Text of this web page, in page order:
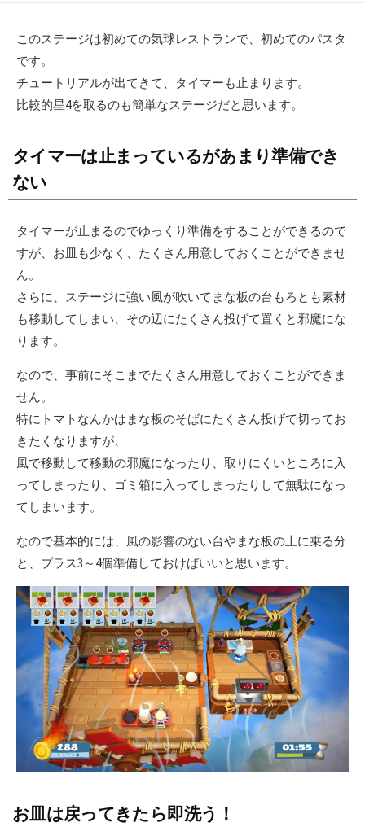
日
このステージは初めての気球レストランで、初めてのパスタ
です。
チュートリアルが出てきて、タイマーも止まります。
比較的星4を取るのも簡単なステージだと思います。
タイマーは止まっているがあまり準備でき
ない
タイマーが止まるのでゆっくり準備をすることができるので
すが、お皿も少なく、たくさん用意しておくことができませ
ん。
さらに、ステージに強い風が吹いてまな板の台もろとも素材
も移動してしまい、その辺にたくさん投げて置くと邪魔にな
ります。
なので、事前にそこまでたくさん用意しておくことができま
せん。
特にトマトなんかはまな板のそばにたくさん投げて切ってお
きたくなりますが、
風で移動して移動の邪魔になったり、取りにくいところに入
ってしまったり、ゴミ箱に入ってしまったりして無駄になっ
てしまいます。
なので基本的には、風の影響のない台やまな板の上に乗る分
と、プラス3～4個準備しておけばいいと思います。
お皿は戻ってきたら即洗う！